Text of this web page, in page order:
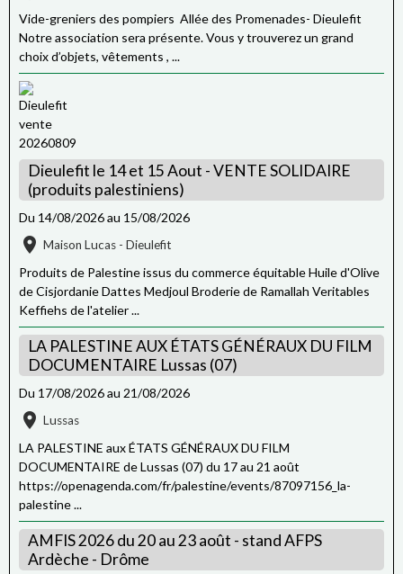
Vide-greniers des pompiers Allée des Promenades- Dieulefit
Notre association sera présente. Vous y trouverez un grand
choix d’objets, vêtements , ...
Dieulefit le 14 et 15 Aout - VENTE SOLIDAIRE
(produits palestiniens)
Du 14/08/2026au 15/08/2026
Maison Lucas - Dieulefit
Produits de Palestine issus du commerce équitable Huile d'Olive
de Cisjordanie Dattes Medjoul Broderie de Ramallah Veritables
Keffiehs de l'atelier ...
LA PALESTINE AUX ÉTATS GÉNÉRAUX DU FILM
DOCUMENTAIRE Lussas (07)
Du 17/08/2026au 21/08/2026
Lussas
LA PALESTINE aux ÉTATS GÉNÉRAUX DU FILM
DOCUMENTAIRE de Lussas (07) du 17 au 21 août
https://openagenda.com/fr/palestine/events/87097156_la-
palestine ...
AMFIS 2026 du 20 au 23 août - stand AFPS
Ardèche - Drôme